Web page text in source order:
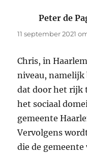
Peter de
11 september 2021
Chris, in
niveau, namelijk
dat door het rijk
het sociaal
gemeente
Vervolgens
die de